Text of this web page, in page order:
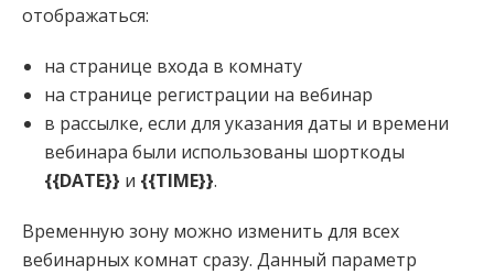
отображаться:
на странице входа в комнату
на странице регистрации на вебинар
в рассылке, если для указания даты и времени
вебинара были использованы шорткоды
{{DATE}} и {{TIME}}.
Временную зону можно изменить для всех
вебинарных комнат сразу. Данный параметр